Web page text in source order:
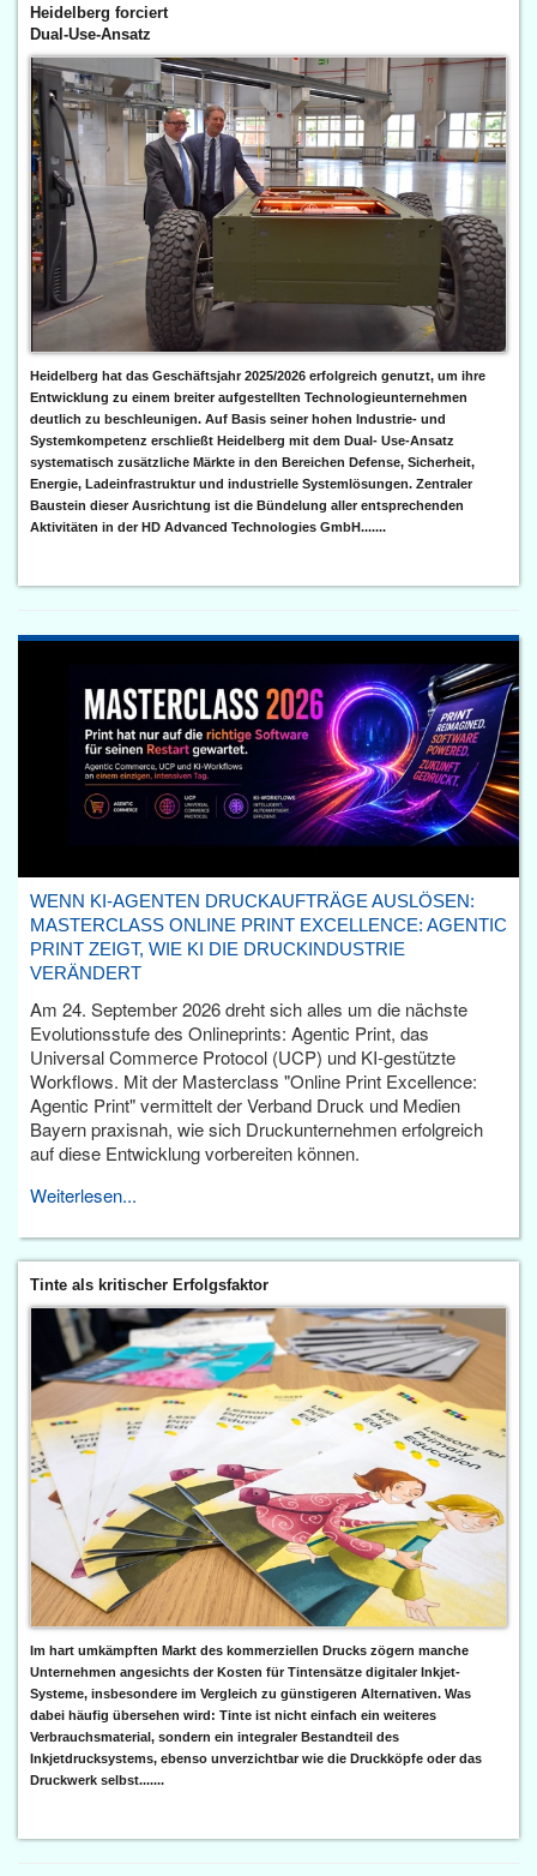
Heidelberg forciert
Dual-Use-Ansatz
Heidelberg hat das Geschäftsjahr 2025/2026 erfolgreich genutzt, um ihre
Entwicklung zu einem breiter aufgestellten Technologieunternehmen
deutlich zu beschleunigen. Auf Basis seiner hohen Industrie- und
Systemkompetenz erschließt Heidelberg mit dem Dual- Use-Ansatz
systematisch zusätzliche Märkte in den Bereichen Defense, Sicherheit,
Energie, Ladeinfrastruktur und industrielle Systemlösungen. Zentraler
Baustein dieser Ausrichtung ist die Bündelung aller entsprechenden
Aktivitäten in der HD Advanced Technologies GmbH.......
WENN KI-AGENTEN DRUCKAUFTRÄGE AUSLÖSEN:
MASTERCLASS ONLINE PRINT EXCELLENCE: AGENTIC
PRINT ZEIGT, WIE KI DIE DRUCKINDUSTRIE
VERÄNDERT
Am 24. September 2026 dreht sich alles um die nächste
Evolutionsstufe des Onlineprints: Agentic Print, das
Universal Commerce Protocol (UCP) und KI-gestützte
Workflows. Mit der Masterclass "Online Print Excellence:
Agentic Print" vermittelt der Verband Druck und Medien
Bayern praxisnah, wie sich Druckunternehmen erfolgreich
auf diese Entwicklung vorbereiten können.
Weiterlesen...
Tinte als kritischer Erfolgsfaktor
Im hart umkämpften Markt des kommerziellen Drucks zögern manche
Unternehmen angesichts der Kosten für Tintensätze digitaler Inkjet-
Systeme, insbesondere im Vergleich zu günstigeren Alternativen. Was
dabei häufig übersehen wird: Tinte ist nicht einfach ein weiteres
Verbrauchsmaterial, sondern ein integraler Bestandteil des
Inkjetdrucksystems, ebenso unverzichtbar wie die Druckköpfe oder das
Druckwerk selbst.......